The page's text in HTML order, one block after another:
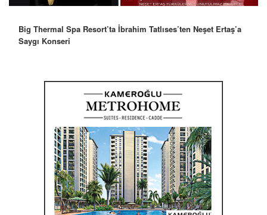
Big Thermal Spa Resort’ta İbrahim Tatlıses’ten Neşet Ertaş’a
Saygı Konseri